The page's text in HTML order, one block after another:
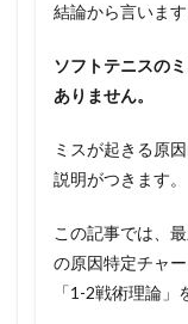
結論から言います
ソフトテニスの
ありません。
ミスが起きる原
説明がつきます。
この記事では、
の原因特定チャ
「1-2戦術理論」